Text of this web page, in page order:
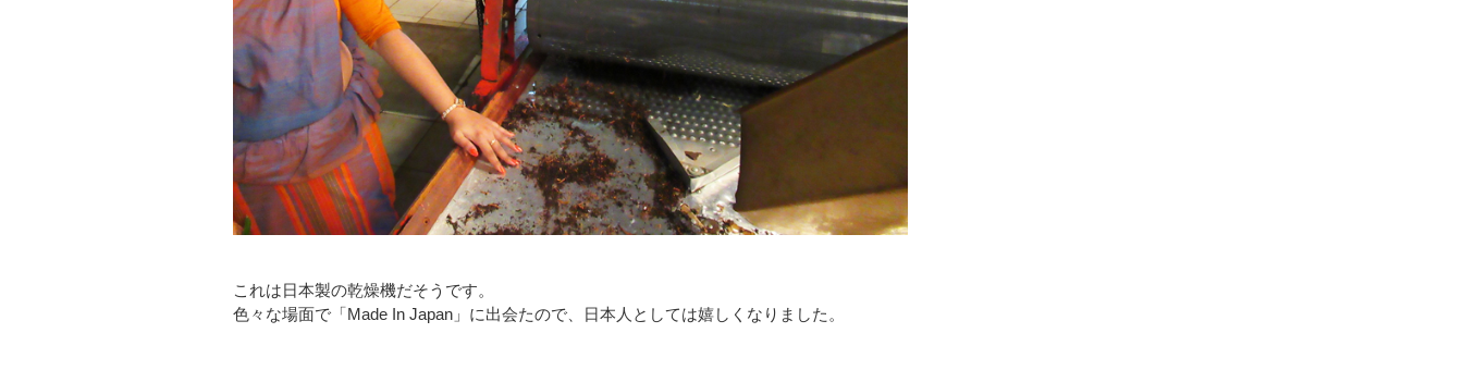
これは日本製の乾燥機だそうです。
色々な場面で「Made In Japan」に出会たので、日本人としては嬉しくなりました。